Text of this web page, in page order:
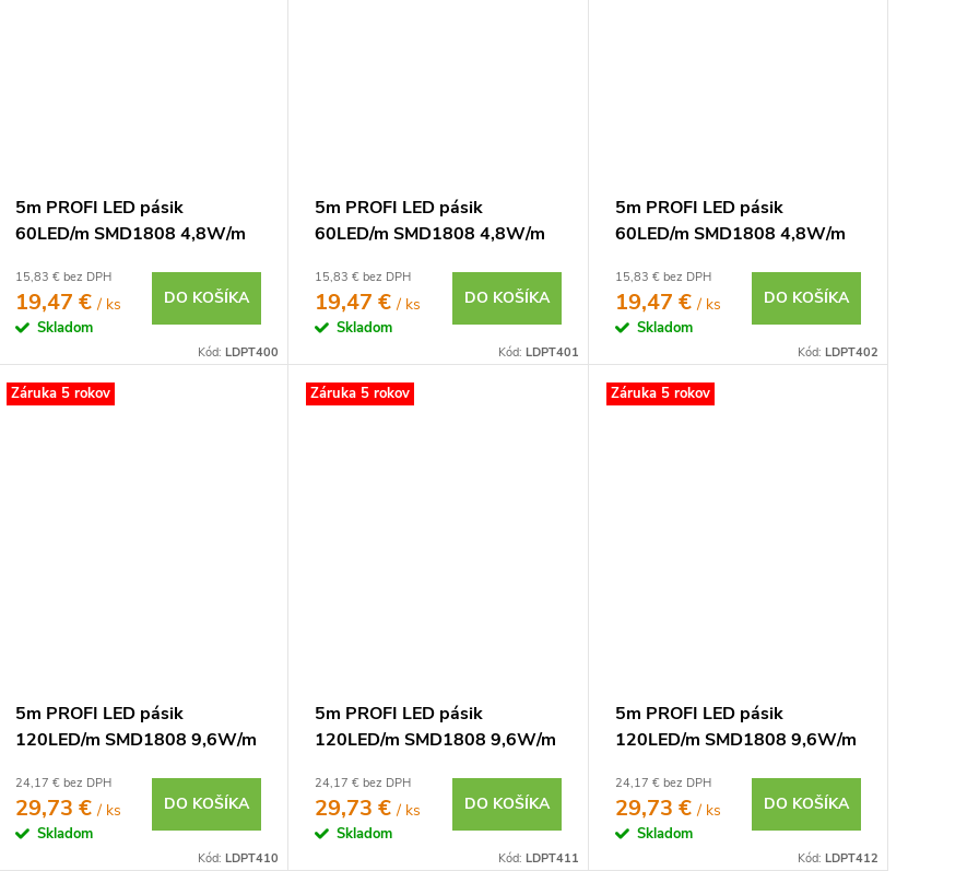
5m PROFI LED pásik
60LED/m SMD1808 4,8W/m
12V
15,83 € bez DPH
19,47 €/ ks
Skladom
DO KOŠÍKA
Kód:LDPT400
5m PROFI LED pásik
60LED/m SMD1808 4,8W/m
12V
15,83 € bez DPH
19,47 €/ ks
Skladom
DO KOŠÍKA
Kód: LDPT401
5m PROFI LED pásik
60LED/m SMD1808 4,8W/m
15,83 € bez DPH
19,47 €/ ks
Skladom
DO KOŠÍKA
Kód: LDPT402
Záruka 5 rokov
5m PROFI LED pásik
120LED/m SMD1808 9,6W/m
12V
24,17 € bez DPH
29,73 €/ ks
Skladom
DO KOŠÍKA
Kód:LDPT410
Záruka 5 rokov
5m PROFI LED pásik
120LED/m SMD1808 9,6W/m
12V
24,17 € bez DPH
29,73 €/ ks
Skladom
DO KOŠÍKA
Kód: LDPT411
Záruka 5 rokov
5m PROFI LED pásik
120LED/m SMD1808 9,6W/m
24,17 € bez DPH
29,73 €/ ks
Skladom
DO KOŠÍKA
Kód: LDPT412